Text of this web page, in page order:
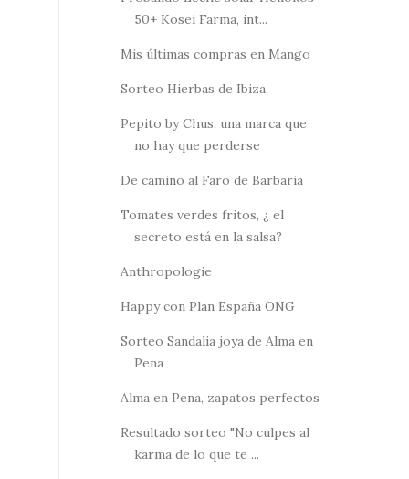
50+ Kosei Farma, int...
Mis últimas compras en Mango
Sorteo Hierbas de Ibiza
Pepito by Chus, una marca que
no hay que perderse
De camino al Faro de Barbaria
Tomates verdes fritos, ¿ el
secreto está en la salsa?
Anthropologie
Happy con Plan España ONG
Sorteo Sandalia joya de Alma en
Pena
Alma en Pena, zapatos perfectos
Resultado sorteo "No culpes al
karma de lo que te ...